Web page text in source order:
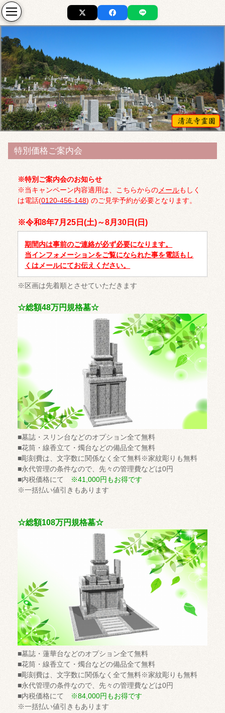
特別価格ご案内会
※特別ご案内会のお知らせ
※当キャンペーン内容適用は、こちらからのメールもしく
は電話(0120-456-148) のご見学予約が必要となります。
※令和8年7月25日(土)～8月30日(日)
期間内は事前のご連絡が必ず必要になります。
当インフォメーションをご覧になられた事を電話もし
くはメールにてお伝えください。
※区画は先着順とさせていただきます
☆総額48万円規格墓☆
■墓誌・スリン台などのオプション全て無料
■花筒・線香立て・燭台などの備品全て無料
■彫刻費は、文字数に関係なく全て無料※家紋彫りも無料
■永代管理の条件なので、先々の管理費などは0円
■内税価格にて
※41,000円もお得です
※一括払い値引きもあります
☆総額108万円規格墓☆
■墓誌・蓮華台などのオプション全て無料
■花筒・線香立て・燭台などの備品全て無料
■彫刻費は、文字数に関係なく全て無料※家紋彫りも無料
■永代管理の条件なので、先々の管理費などは0円
■内税価格にて
※84,000円もお得です
※一括払い値引きもあります